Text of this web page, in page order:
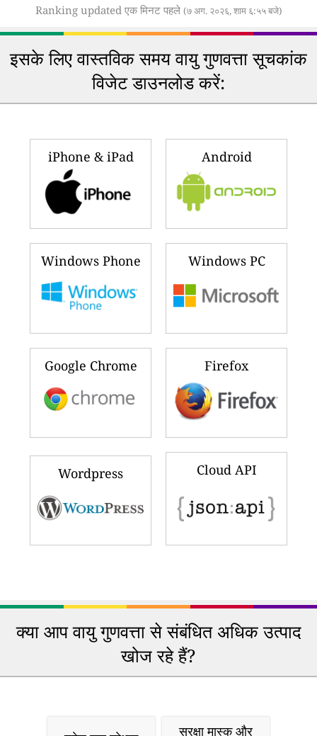
Ranking updated एक मिनट पहले (७ अग. २०२६, शाम ६:५५ बजे)
इसके लिए वास्तविक समय वायु गुणवत्ता सूचकांक
विजेट डाउनलोड करें:
iPhone & iPad Android
Windows Phone Windows PC
Google Chrome Firefox
Wordpress Cloud API
क्या आप वायु गुणवत्ता से संबंधित अधिक उत्पाद
खोज रहे हैं?
सुरक्षा मास्क और